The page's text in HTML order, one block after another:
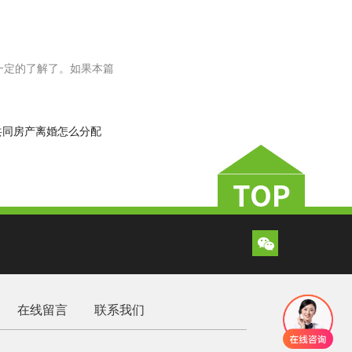
的了解了。如果本篇
同房产离婚怎么分配
在线留言 联系我们